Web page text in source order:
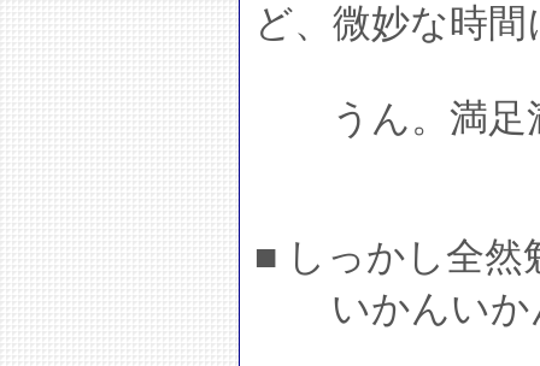
ど、微妙な時
うん。満足
■ しっかし全
いかんいか